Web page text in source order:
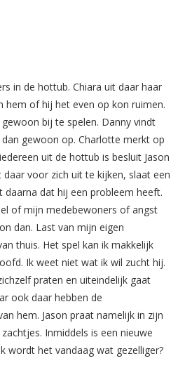
in de hottub. Chiara uit daar haar
hem of hij het even op kon ruimen.
bij te spelen. Danny vindt
gewoon op. Charlotte merkt op
uit de hottub is besluit Jason
daar voor zich uit te kijken, slaat een
dat hij een probleem heeft.
of mijn medebewoners of angst
dan. Last van mijn eigen
thuis. Het spel kan ik makkelijk
Ik weet niet wat ik wil zucht hij.
praten en uiteindelijk gaat
ook daar hebben de
hem. Jason praat namelijk in zijn
Inmiddels is een nieuwe
wordt het vandaag wat gezelliger?